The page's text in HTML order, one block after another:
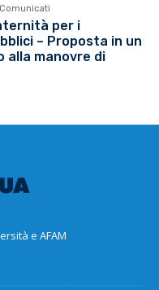
per i
– Proposta in un
alla manovre di
e AFAM